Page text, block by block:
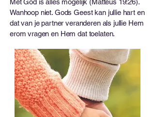
Met God is alles mogelijk (Matteüs 19:26).
Wanhoop niet. Gods Geest kan jullie hart en
dat van je partner veranderen als jullie Hem
erom vragen en Hem dat toelaten.